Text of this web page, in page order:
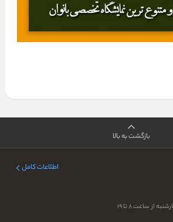
بازگشت به بالا
اطلاعات کامل
از ساعت ۸ تا ۱۹